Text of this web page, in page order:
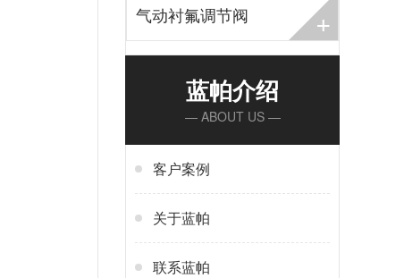
气动衬氟调节阀 +
蓝帕介绍
— ABOUT US —
客户案例
关于蓝帕
联系蓝帕